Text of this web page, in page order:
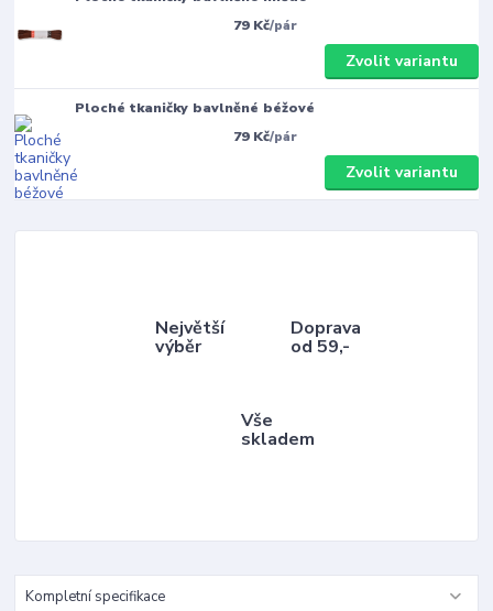
79 Kč/pár
Zvolit variantu
Ploché tkaničky bavlněné béžové
79 Kč/pár
Zvolit variantu
Největší
výběr
Doprava
od 59,-
Vše
skladem
Kompletní specifikace